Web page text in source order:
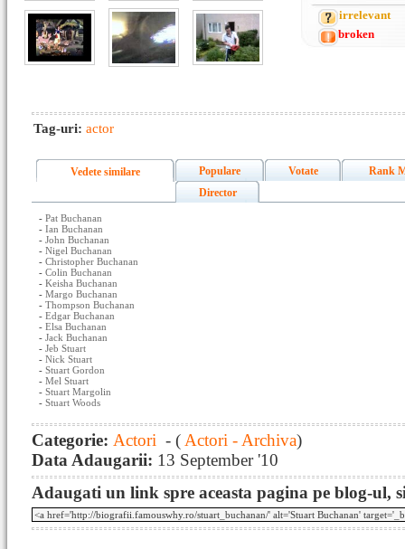
irrelevant
broken
Tag-uri: actor
Vedete similare Populare Votate
Rank
Director
- Pat Buchanan
- Ian Buchanan
- John Buchanan
- Nigel Buchanan
- Christopher Buchanan
- Colin Buchanan
- Keisha Buchanan
- Margo Buchanan
- Thompson Buchanan
- Edgar Buchanan
- Elsa Buchanan
- Jack Buchanan
- Jeb Stuart
- Nick Stuart
- Stuart Gordon
- Mel Stuart
- Stuart Margolin
- Stuart Woods
Categorie: Actori - ( Actori - Archiva)
Data Adaugarii: 13 September '10
Adaugati un link spre aceasta pagina pe blog-ul,